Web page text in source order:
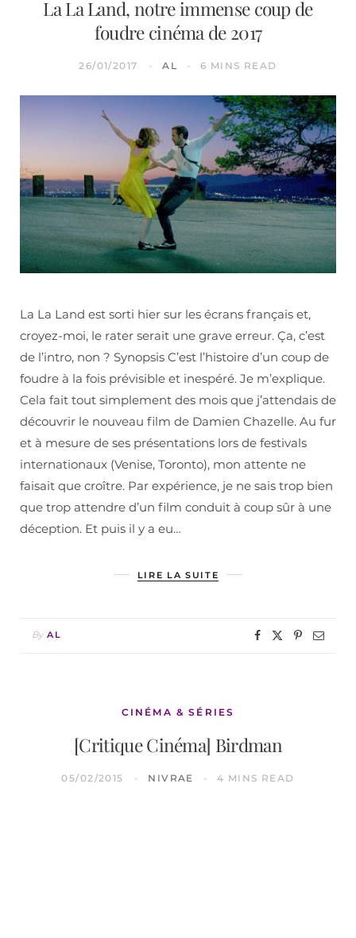
La La Land, notre immense coup de
foudre cinéma de 2017
26/01/2017 AL 6 MINS READ
La La Land est sorti hier sur les écrans français et,
croyez-moi, le rater serait une grave erreur. Ça, c’est
de l’intro, non ? Synopsis C’est l’histoire d’un coup de
foudre à la fois prévisible et inespéré. Je m’explique.
Cela fait tout simplement des mois que j’attendais de
découvrir le nouveau film de Damien Chazelle. Au fur
et à mesure de ses présentations lors de festivals
internationaux (Venise, Toronto), mon attente ne
faisait que croître. Par expérience, je ne sais trop bien
que trop attendre d’un film conduit à coup sûr à une
déception. Et puis il y a eu…
LIRE LA SUITE
By AL
CINÉMA & SÉRIES
[Critique Cinéma] Birdman
05/02/2015 NIVRAE 4 MINS READ